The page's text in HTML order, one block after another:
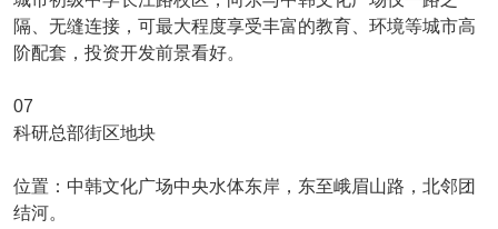
隔、无缝连接，可最大程度享受丰富的教育、环境等城市高
阶配套，投资开发前景看好。
07
科研总部街区地块
位置：中韩文化广场中央水体东岸，东至峨眉山路，北邻团
结河。